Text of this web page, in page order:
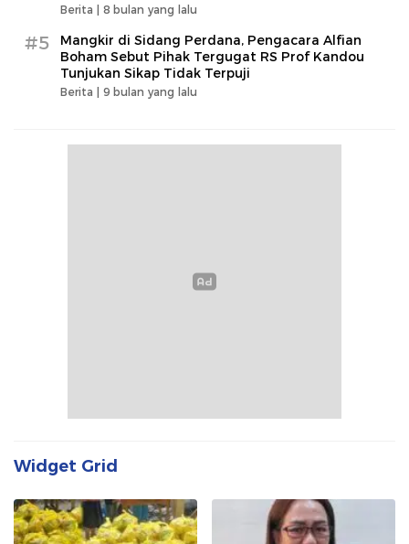
Berita | 8 bulan yang lalu
#5
Mangkir di Sidang Perdana, Pengacara Alfian
Boham Sebut Pihak Tergugat RS Prof Kandou
Tunjukan Sikap Tidak Terpuji
Berita | 9 bulan yang lalu
Widget Grid